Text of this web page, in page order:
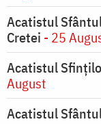
Acatistul
Cretei - 25
Acatistul
August
Acatistul